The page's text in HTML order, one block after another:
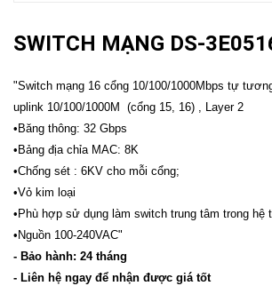
SWITCH MẠNG DS-
"Switch mạng 16 cổng 10/100/1000Mbps tự
uplink 10/100/1000M (cổng 15, 16) , Layer 2
•Băng thông: 32 Gbps
•Bảng địa chỉa MAC: 8K
•Chống sét : 6KV cho mỗi cổng;
•Vỏ kim loại
•Phù hợp sử dụng làm switch trung tâm trong hệ
•Nguồn 100-240VAC"
- Bảo hành: 24 tháng
- Liên hệ ngay để nhận được giá tốt